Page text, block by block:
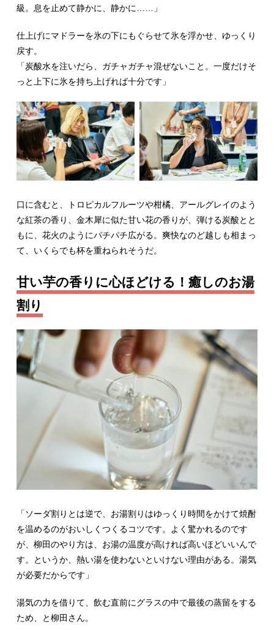
級。息を止めて静かに、静かに……」
仕上げにマドラーを氷の下にもぐらせて氷を浮かせ、ゆっくり
戻す。
「炭酸水を注いだら、ガチャガチャ混ぜないこと。一度だけそ
っと上下に氷を持ち上げれば十分です」
口に含むと、トロピカルフルーツや柑橘、アールグレイのよう
な紅茶の香り、金木犀に似た甘い花の香りが、弾ける炭酸とと
もに、花火のようにパチパチ広がる。爽快なのど越しも相まっ
て、いくらでも杯を重ねられそうだ。
甘い芋の香りに心ほどける！癒しのお湯
割り
「ソーダ割りとは逆で、お湯割りはゆっくり時間をかけて焼酎
を温めるのがおいしくつくるコツです。よく驚かれるのです
が、柳田のやり方は、お湯の温度が高ければ高いほどいいんで
す。というか、熱い湯を使わないといけない理由がある。湯気
が必要だからです」
湯気の力を借りて、飲む直前にグラスの中で最後の蒸留をする
ため、と柳田さん。